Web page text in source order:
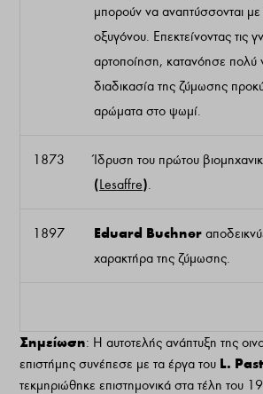
μπορούν να αναπτύσσονται
οξυγόνου. Επεκτείνοντας τις
αρτοποίηση, κατανόησε πολύ
διαδικασία της ζύμωσης
αρώματα στο ψωμί.
1873 Ίδρυση του πρώτου
(Lesaffre).
1897 Eduard Buchner
χαρακτήρα της ζύμωσης.
Σημείωση: Η αυτοτελής ανάπτυξη της
επιστήμης συνέπεσε με τα έργα του L.
τεκμηριώθηκε επιστημονικά στα τέλη του